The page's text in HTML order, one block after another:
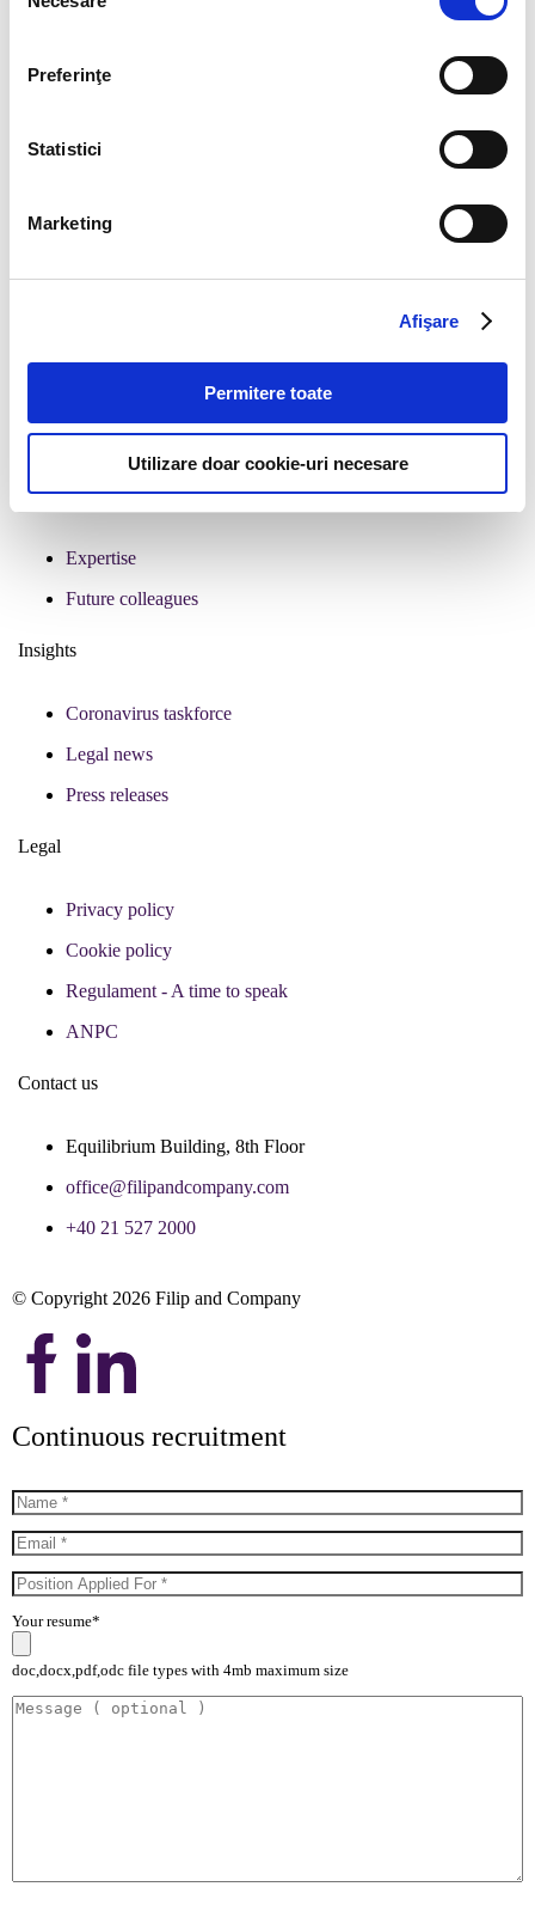
consimțământului
Preferinţe
Statistici
Marketing
Afişare
Permitere toate
Utilizare doar cookie-uri necesare
Firm structure
Law
Expertise
Future colleagues
Insights
Coronavirus taskforce
Legal news
Press releases
Legal
Privacy policy
Cookie policy
Regulament - A time to speak
ANPC
Contact us
Equilibrium Building, 8th Floor
office@filipandcompany.com
+40 21 527 2000
© Copyright 2026 Filip and Company
Continuous recruitment
Your resume*
doc,docx,pdf,odc file types with 4mb maximum size